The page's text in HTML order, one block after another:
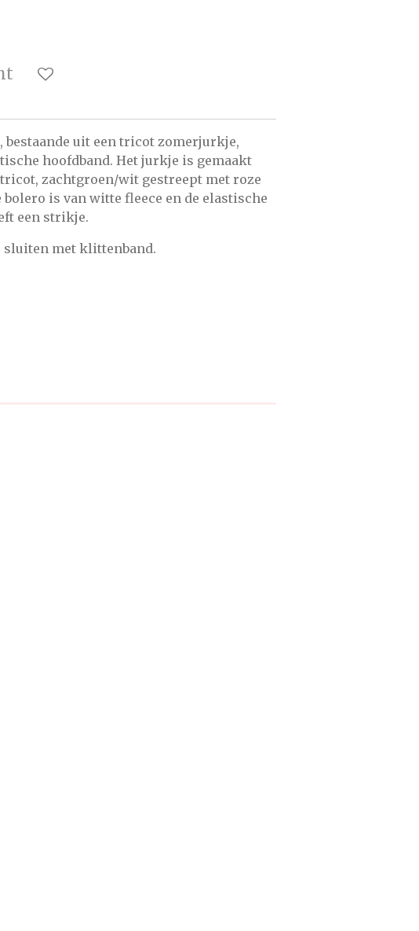
bestaande uit een tricot zomerjurkje,
hoofdband. Het jurkje is gemaakt
zachtgroen/wit gestreept met roze
bolero is van witte fleece en de elastische
een strikje.
sluiten met klittenband.